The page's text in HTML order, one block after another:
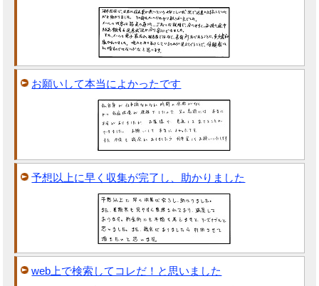
お願いして本当によかったです
予想以上に早く収集が完了し、助かりました
web上で検索してコレだ！と思いました